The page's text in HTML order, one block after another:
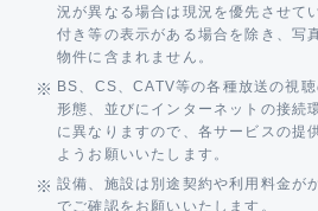
況が異なる場合は現況を優先させて
付き等の表示がある場合を除き、写
物件に含まれません。
BS、CS、CATV等の各種放送の視
形態、並びにインターネットの接続
に異なりますので、各サービスの提
ようお願いいたします。
設備、施設は別途契約や利用料金が
でご確認をお願いいたします。